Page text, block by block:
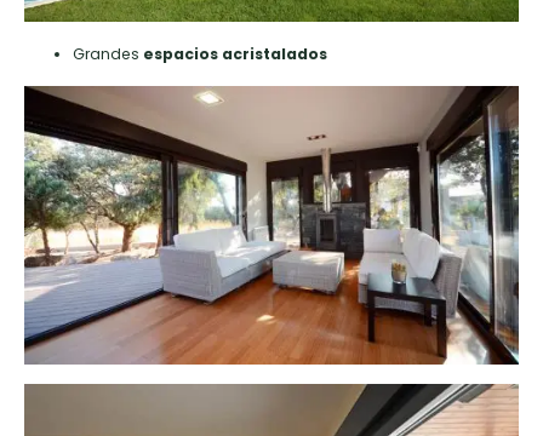
Grandes espacios acristalados